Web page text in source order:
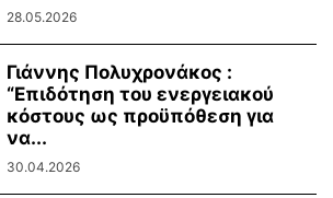
28.05.2026
Γιάννης Πολυχρονάκος :
“Επιδότηση του ενεργειακού
κόστους ως προϋπόθεση για
να...
30.04.2026